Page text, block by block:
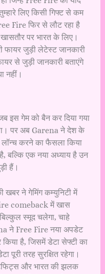
लिए किसी गिफ्ट से कम
Fire फिर से लौट रहा है
पर भारत के लिए।
फायर जुड़ी लेटेस्ट जानकारी
से जुड़ी जानकारी बताएंगे
नहीं।
इस गेम को बैन कर दिया गया
पर अब Garena ने देश के
लॉन्च करने का फैसला किया
बल्कि एक नया अध्याय है उन
हैं।
ने गेमिंग कम्युनिटी में
comeback में खास
स्मूद चलेगा, चाहे
ने Free Fire नया अपडेट
किया है, जिसमें डेटा सेफ्टी का
पूरी तरह सुरक्षित रहेगा।
और भारत की झलक